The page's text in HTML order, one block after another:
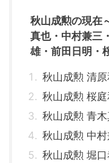
秋山成勲の現在
真也・中村兼三
雄・前田日明・
秋山成勲 清
秋山成勲 桜
秋山成勲 青
秋山成勲 中
秋山成勲 堀口